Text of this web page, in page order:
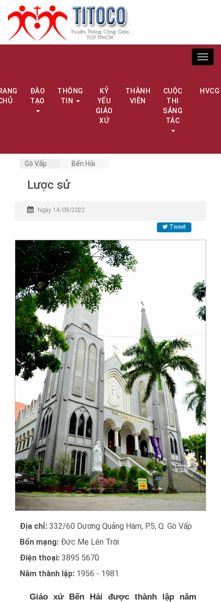
ĐÀO
TẠO
THÔNG
TIN
KỶ
YẾU
GIÁO
XỨ
THÀNH
VIÊN
CUỘC
THI
SÁNG
TÁC
HVCG
Gò Vấp Bến Hải
Lược sử
Ngày 14/09/2022
Tweet
Địa chỉ: 332/60 Dương Quảng Hàm, P.5, Q. Gò Vấp
Bổn mạng: Đức Mẹ Lên Trời
Điện thoại: 3895 5670
Năm thành lập: 1956 - 1981
Giáo xứ Bến Hải được thành lập năm